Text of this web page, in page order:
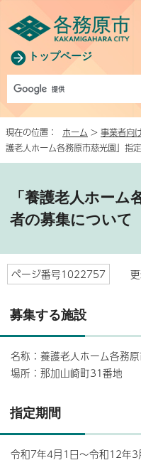
トップページ
現在の位置： ホーム > 事業者向
護老人ホーム各務原市慈光園」指
「養護老人ホーム
者の募集について
ページ番号1022757 更
募集する施設
名称：養護老人ホーム各務
場所：那加山崎町31番地
指定期間
令和7年4月1日～令和12年3